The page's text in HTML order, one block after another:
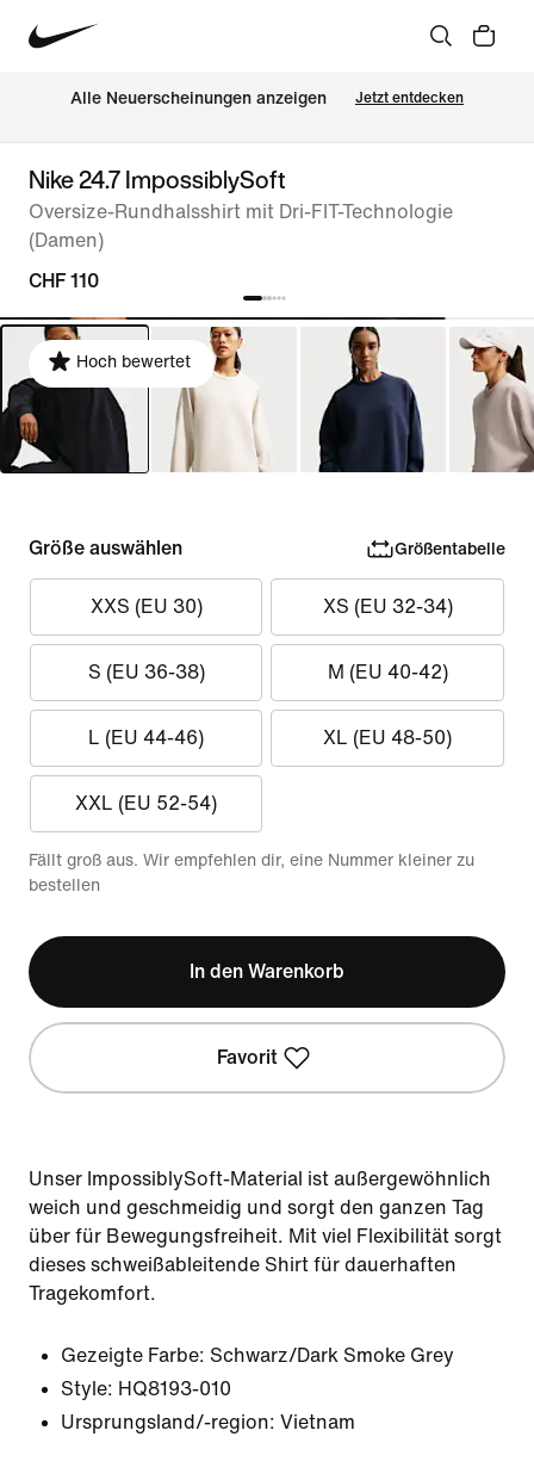
Alle Neuerscheinungen anzeigen Jetzt entdecken
Nike 24.7 ImpossiblySoft
Oversize-Rundhalsshirt mit Dri-FIT-Technologie
(Damen)
CHF 110
Hoch bewertet
Größe auswählen Größentabelle
XXS (EU 30) XS (EU 32-34)
S (EU 36-38) M (EU 40-42)
L (EU 44-46) XL (EU 48-50)
XXL (EU 52-54)
Fällt groß aus. Wir empfehlen dir, eine Nummer kleiner zu
bestellen
In den Warenkorb
Favorit
Unser ImpossiblySoft-Material ist außergewöhnlich
weich und geschmeidig und sorgt den ganzen Tag
über für Bewegungsfreiheit. Mit viel Flexibilität sorgt
dieses schweißableitende Shirt für dauerhaften
Tragekomfort.
Gezeigte Farbe: Schwarz/Dark Smoke Grey
Style: HQ8193-010
Ursprungsland/-region: Vietnam